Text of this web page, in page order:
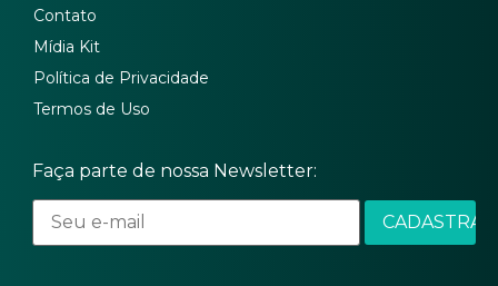
Contato
Mídia Kit
Política de Privacidade
Termos de Uso
Faça parte de nossa Newsletter: